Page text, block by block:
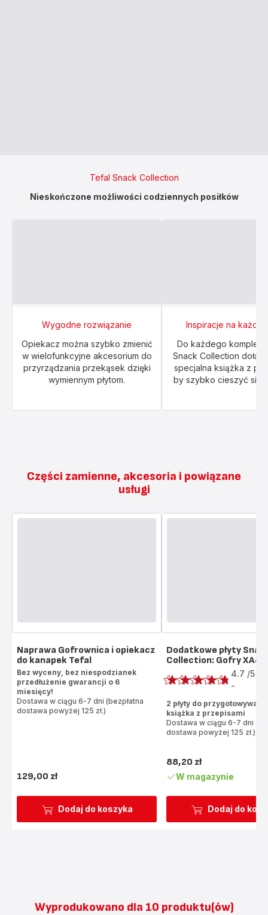
Tefal Snack Collection
Nieskończone możliwości codziennych posiłków
Wygodne rozwiązanie
Opiekacz można szybko zmienić
w wielofunkcyjne akcesorium do
przyrządzania przekąsek dzięki
wymiennym płytom.
Inspiracje na każdy
Do każdego kompletu
Snack Collection
specjalna książka z
by szybko cieszyć się
Części zamienne, akcesoria i powiązane
usługi
Dodaj do koszyka
Naprawa Gofrownica i opiekacz
do kanapek Tefal
Bez wyceny, bez niespodzianek
przedłużenie gwarancji o 6
miesięcy!
Dostawa w ciągu 6-7 dni (bezpłatna
dostawa powyżej 125 zł.)
Ceny
129,00 zł
Dodaj do
Dodatkowe płyty
Collection: Gofry
Oprocentowanie
4.7 /5
-
2 płyty do
książka z przepisami
Dostawa w ciągu 6-7 dni
dostawa powyżej 125 zł.)
Ceny
88,20 zł
W magazynie
Wyprodukowano dla 10 produktu(ów)